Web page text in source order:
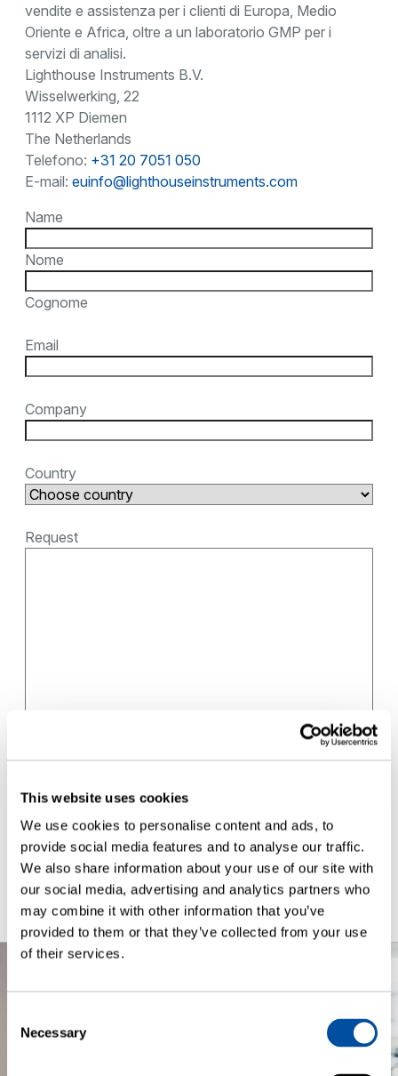
This website uses cookies
We use cookies to personalise content and ads, to
provide social media features and to analyse our traffic.
We also share information about your use of our site with
our social media, advertising and analytics partners who
may combine it with other information that you’ve
provided to them or that they’ve collected from your use
of their services.
Selection
Necessary
vendite e assistenza per i clienti di Europa, Medio
Oriente e Africa, oltre a un laboratorio GMP per i
servizi di analisi.
Lighthouse Instruments B.V.
Wisselwerking, 22
1112 XP Diemen
The Netherlands
Telefono: +31 20 7051 050
E-mail: euinfo@lighthouseinstruments.com
Name
Nome
Cognome
Email
Company
Country
Request
Invia